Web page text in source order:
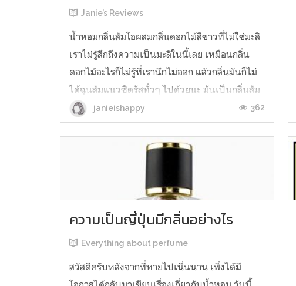
Janie’s Reviews
น้ำหอมกลิ่นส้มโอผสมกลิ่นดอกไม้สีขาวที่ไม่ใช่มะลิ
เราไม่รู้สึกถึงความเป็นมะลิในนี้เลย เหมือนกลิ่น
ดอกไม้อะไรก็ไม่รู้ที่เรานึกไม่ออก แล้วกลิ่นมันก็ไม่
ได้ฉุนส้มแนวซิตรัสทั่วๆ ไปด้วยนะ มันเป็นกลิ่นส้ม
โอนุ่มๆ ละมุนๆ ที่หอมดี เป็นน้ำหอมที่ไม่ฉุน แม้แต่
ตอนที่ฉีดแรกๆ ก็ไม่ฉุน เราชอบใช้ตัวนี้ในวันที่
janieishappy 362
ความเป็นญี่ปุ่นมีกลิ่นอย่างไร
Everything about perfume
สวัสดีครับหลังจากที่หายไปเนิ่นนาน เพิ่งได้มี